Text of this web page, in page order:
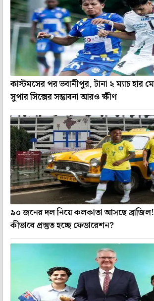
কাস্টমসের পর ভবানীপুর, টানা ২ ম্যাচ হার
সুপার সিক্সের সম্ভাবনা আরও ক্ষীণ
৯০ জনের দল নিয়ে কলকাতা আসছে ব্রাজিল!
কীভাবে প্রস্তুত হচ্ছে ফেডারেশন?